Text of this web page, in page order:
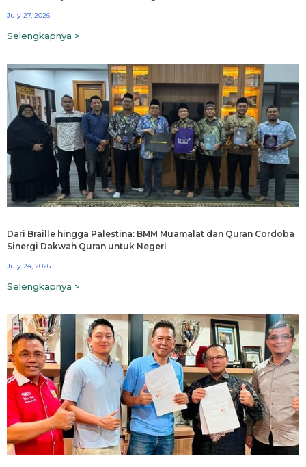
July 27, 2026
Selengkapnya >
Dari Braille hingga Palestina: BMM Muamalat dan Quran Cordoba
Sinergi Dakwah Quran untuk Negeri
July 24, 2026
Selengkapnya >